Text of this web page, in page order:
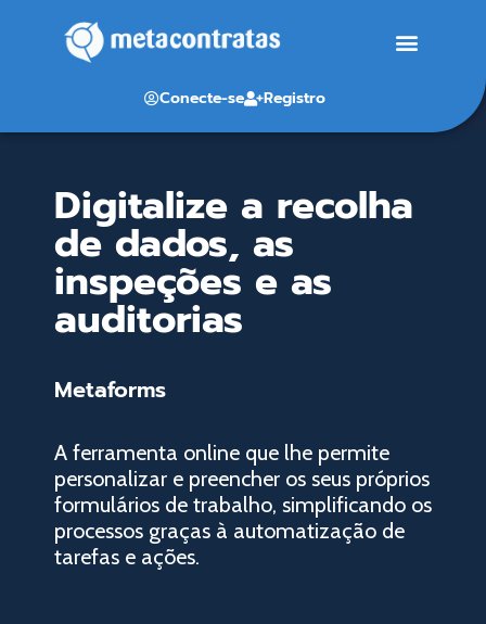
Conecte-se Registro
Digitalize a recolha
de dados, as
inspeções e as
auditorias
Metaforms
A ferramenta online que lhe permite
personalizar e preencher os seus próprios
formulários de trabalho, simplificando os
processos graças à automatização de
tarefas e ações.